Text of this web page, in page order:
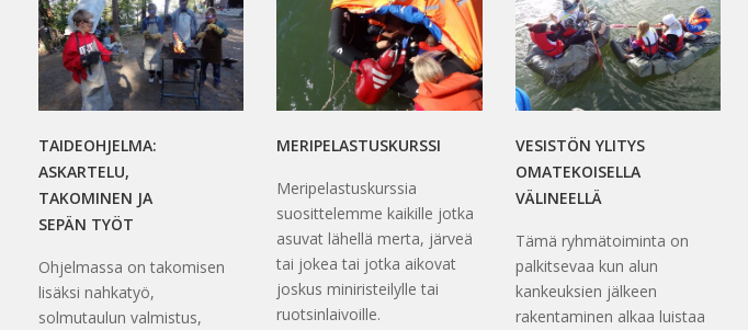
TAIDEOHJELMA:
ASKARTELU,
TAKOMINEN JA
SEPÄN TYÖT
Ohjelmassa on takomisen
lisäksi nahkatyö,
solmutaulun valmistus,
MERIPELASTUSKURSSI
Meripelastuskurssia
suosittelemme kaikille jotka
asuvat lähellä merta, järveä
tai jokea tai jotka aikovat
joskus miniristeilylle tai
ruotsinlaivoille.
VESISTÖN YLITYS
OMATEKOISELLA
VÄLINEELLÄ
Tämä ryhmätoiminta on
palkitsevaa kun alun
kankeuksien jälkeen
rakentaminen alkaa luistaa